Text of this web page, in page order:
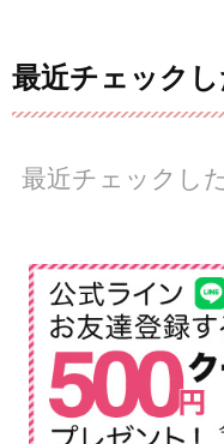
最近チェック
最近チェックし